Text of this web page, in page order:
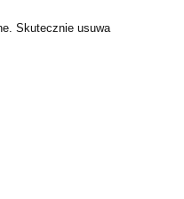
Skutecznie usuwa